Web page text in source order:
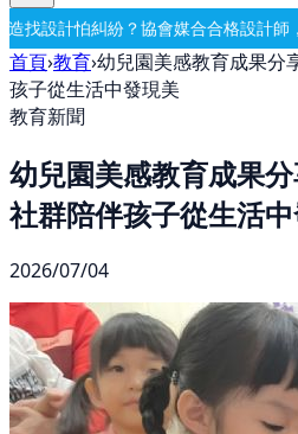
合格設計師，設計有保障要開公司？
首頁›教育›幼兒園美感教育成果分
孩子從生活中發現美
教育新聞
幼兒園美感教育成果
社群陪伴孩子從生活
2026/07/04